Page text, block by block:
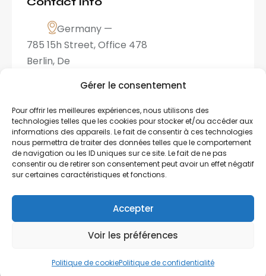
Gérer le consentement
Pour offrir les meilleures expériences, nous utilisons des
technologies telles que les cookies pour stocker et/ou accéder aux
informations des appareils. Le fait de consentir à ces technologies
nous permettra de traiter des données telles que le comportement
de navigation ou les ID uniques sur ce site. Le fait de ne pas
consentir ou de retirer son consentement peut avoir un effet négatif
sur certaines caractéristiques et fonctions.
Accepter
Voir les préférences
Politique de cookiePolitique de confidentialité
Germany —
785 15h Street, Office 478
Berlin, De
info@email.com
Cardinal et Geai Bleu © 2025. Tous droits réservés